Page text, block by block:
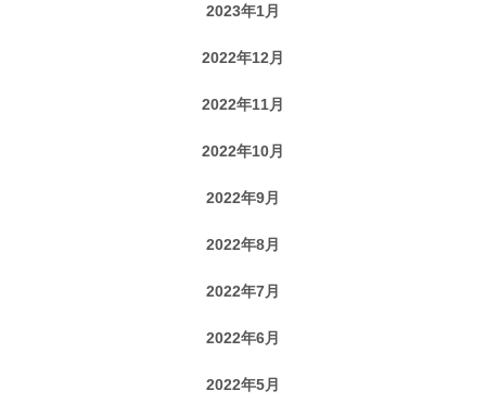
2023年1月
2022年12月
2022年11月
2022年10月
2022年9月
2022年8月
2022年7月
2022年6月
2022年5月